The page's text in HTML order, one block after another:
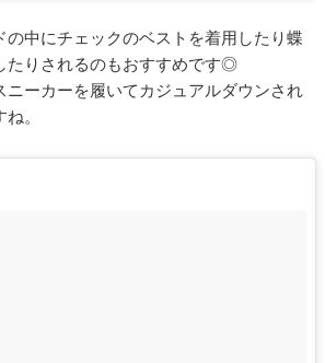
の中にチェックのベストを着用したり蝶
たりされるのもおすすめです◎
ニーカーを履いてカジュアルダウンされ
。